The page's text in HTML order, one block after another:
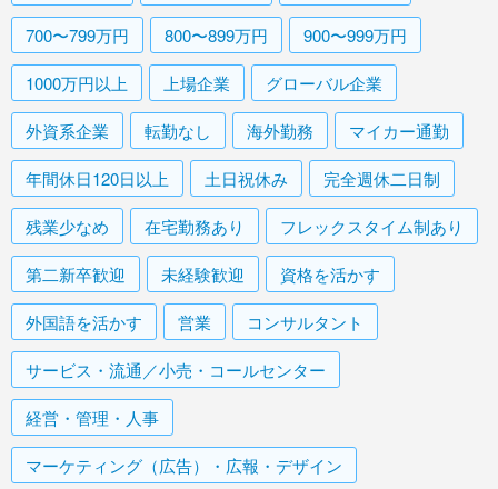
700〜799万円 800〜899万円 900〜999万円
1000万円以上 上場企業 グローバル企業
外資系企業 転勤なし 海外勤務 マイカー通勤
年間休日120日以上 土日祝休み 完全週休二日制
残業少なめ 在宅勤務あり フレックスタイム制あり
第二新卒歓迎 未経験歓迎 資格を活かす
外国語を活かす 営業 コンサルタント
サービス・流通／小売・コールセンター
経営・管理・人事
マーケティング（広告）・広報・デザイン